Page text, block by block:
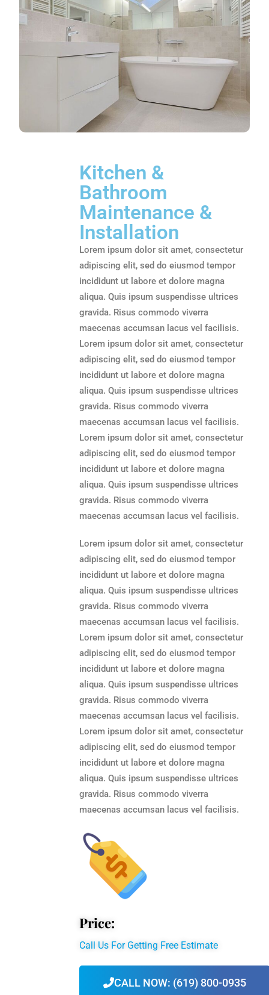
Kitchen &
Bathroom
Maintenance &
Installation
Lorem ipsum dolor sit amet, consectetur
adipiscing elit, sed do eiusmod tempor
incididunt ut labore et dolore magna
aliqua. Quis ipsum suspendisse ultrices
gravida. Risus commodo viverra
maecenas accumsan lacus vel facilisis.
Lorem ipsum dolor sit amet, consectetur
adipiscing elit, sed do eiusmod tempor
incididunt ut labore et dolore magna
aliqua. Quis ipsum suspendisse ultrices
gravida. Risus commodo viverra
maecenas accumsan lacus vel facilisis.
Lorem ipsum dolor sit amet, consectetur
adipiscing elit, sed do eiusmod tempor
incididunt ut labore et dolore magna
aliqua. Quis ipsum suspendisse ultrices
gravida. Risus commodo viverra
maecenas accumsan lacus vel facilisis.
Lorem ipsum dolor sit amet, consectetur
adipiscing elit, sed do eiusmod tempor
incididunt ut labore et dolore magna
aliqua. Quis ipsum suspendisse ultrices
gravida. Risus commodo viverra
maecenas accumsan lacus vel facilisis.
Lorem ipsum dolor sit amet, consectetur
adipiscing elit, sed do eiusmod tempor
incididunt ut labore et dolore magna
aliqua. Quis ipsum suspendisse ultrices
gravida. Risus commodo viverra
maecenas accumsan lacus vel facilisis.
Lorem ipsum dolor sit amet, consectetur
adipiscing elit, sed do eiusmod tempor
incididunt ut labore et dolore magna
aliqua. Quis ipsum suspendisse ultrices
gravida. Risus commodo viverra
maecenas accumsan lacus vel facilisis.
Price:
Call Us For Getting Free Estimate
CALL NOW: (619) 800-0935